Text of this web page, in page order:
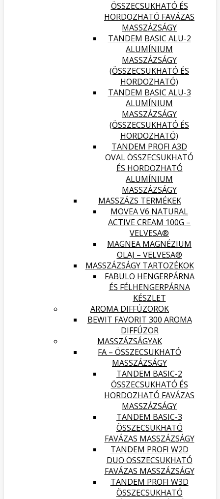
ÖSSZECSUKHATÓ ÉS
HORDOZHATÓ FAVÁZAS
MASSZÁZSÁGY
TANDEM BASIC ALU-2
ALUMÍNIUM
MASSZÁZSÁGY
(ÖSSZECSUKHATÓ ÉS
HORDOZHATÓ)
TANDEM BASIC ALU-3
ALUMÍNIUM
MASSZÁZSÁGY
(ÖSSZECSUKHATÓ ÉS
HORDOZHATÓ)
TANDEM PROFI A3D
OVAL ÖSSZECSUKHATÓ
ÉS HORDOZHATÓ
ALUMÍNIUM
MASSZÁZSÁGY
MASSZÁZS TERMÉKEK
MOVEA V6 NATURAL
ACTIVE CREAM 100G –
VELVESA®
MAGNEA MAGNÉZIUM
OLAJ – VELVESA®
MASSZÁZSÁGY TARTOZÉKOK
FABULO HENGERPÁRNA
ÉS FÉLHENGERPÁRNA
KÉSZLET
AROMA DIFFÚZOROK
BEWIT FAVORIT 300 AROMA
DIFFÚZOR
MASSZÁZSÁGYAK
FA – ÖSSZECSUKHATÓ
MASSZÁZSÁGY
TANDEM BASIC-2
ÖSSZECSUKHATÓ ÉS
HORDOZHATÓ FAVÁZAS
MASSZÁZSÁGY
TANDEM BASIC-3
ÖSSZECSUKHATÓ
FAVÁZAS MASSZÁZSÁGY
TANDEM PROFI W2D
DUO ÖSSZECSUKHATÓ
FAVÁZAS MASSZÁZSÁGY
TANDEM PROFI W3D
ÖSSZECSUKHATÓ